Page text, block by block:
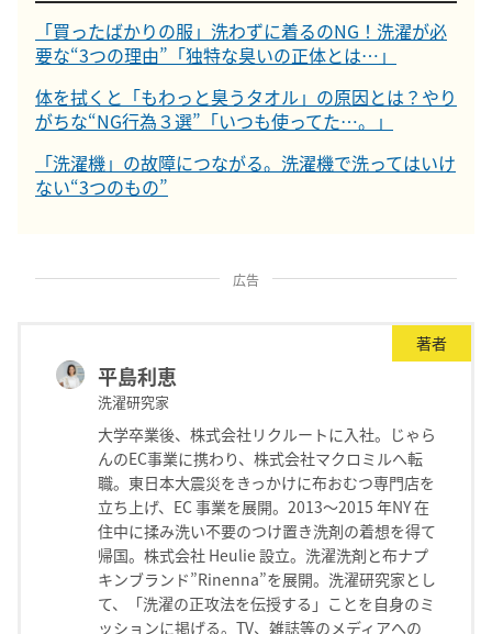
「買ったばかりの服」洗わずに着るのNG！洗濯が必
要な“3つの理由”「独特な臭いの正体とは…」
体を拭くと「もわっと臭うタオル」の原因とは？やり
がちな“NG行為３選”「いつも使ってた…。」
「洗濯機」の故障につながる。洗濯機で洗ってはいけ
ない“3つのもの”
広告
著者
平島利恵
洗濯研究家
大学卒業後、株式会社リクルートに入社。じゃら
んのEC事業に携わり、株式会社マクロミルへ転
職。東日本大震災をきっかけに布おむつ専門店を
立ち上げ、EC 事業を展開。2013～2015 年NY 在
住中に揉み洗い不要のつけ置き洗剤の着想を得て
帰国。株式会社 Heulie 設立。洗濯洗剤と布ナプ
キンブランド”Rinenna”を展開。洗濯研究家とし
て、「洗濯の正攻法を伝授する」ことを自身のミ
ッションに掲げる。TV、雑誌等のメディアへの